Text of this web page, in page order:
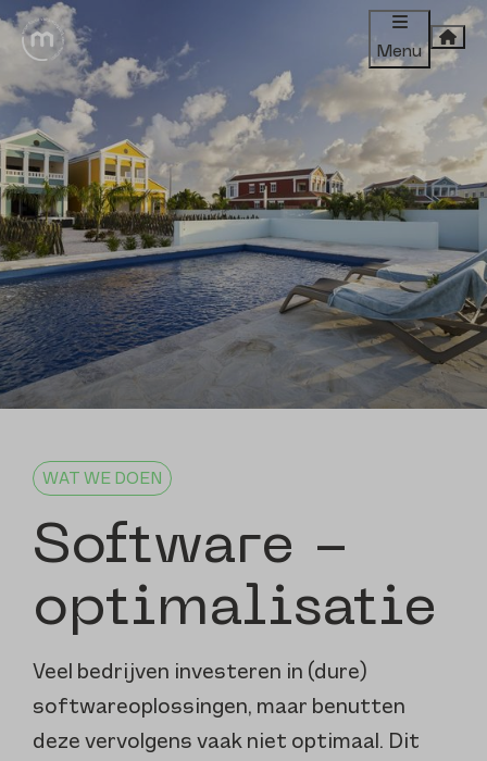
Menu
WAT WE DOEN
Software ­
optimalisatie
Veel bedrijven investeren in (dure)
softwareoplossingen, maar benutten
deze vervolgens vaak niet optimaal. Dit